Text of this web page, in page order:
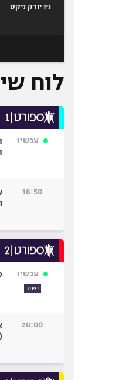
ניו יורק ניקס
לוח
עכשיו
16:50
עכשיו
ישיר
20:00